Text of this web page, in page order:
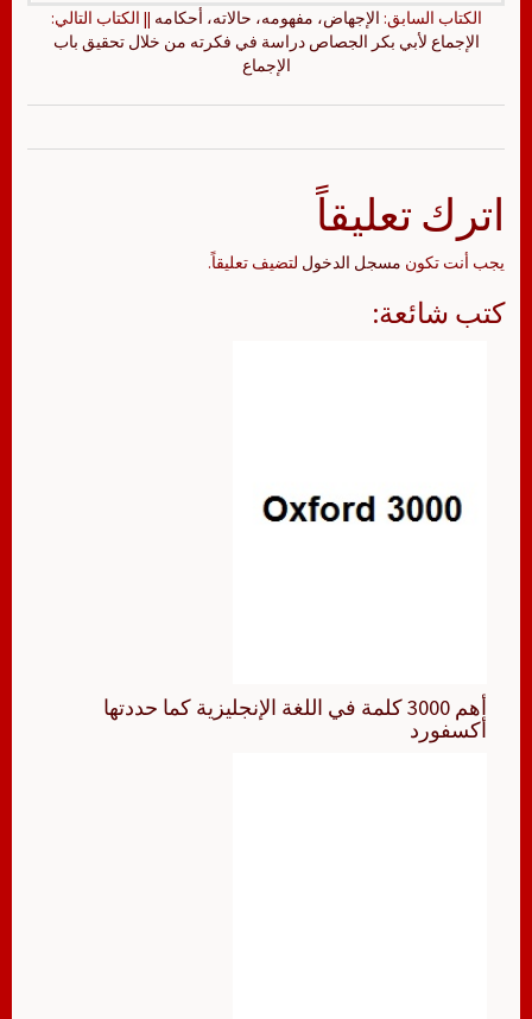
الكتاب السابق: الإجهاض، مفهومه، حالاته، أحكامه || الكتاب التالي:
الإجماع لأبي بكر الجصاص دراسة في فكرته من خلال تحقيق باب
الإجماع
اترك تعليقاً
يجب أنت تكون مسجل الدخول لتضيف تعليقاً.
كتب شائعة:
أهم 3000 كلمة في اللغة الإنجليزية كما حددتها
أكسفورد